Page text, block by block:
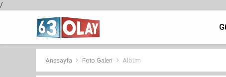
/
Anasayfa Foto Galeri Albüm